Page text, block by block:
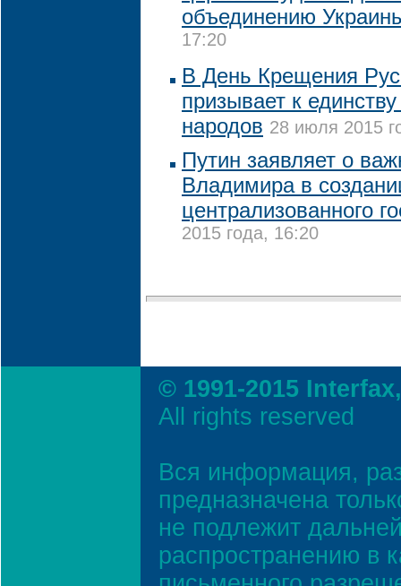
объединению
17:20
В День Крещения
призывает к
народов 28 июля 2015
Путин заявляет о
Владимира в
централизованного
2015 года, 16:20
© 1991-2015
All rights reserved
Вся информация,
предназначена
не подлежит
распространению в